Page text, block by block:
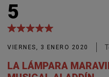
5
VIERNES, 3 ENERO 2020
LA LÁMPARA